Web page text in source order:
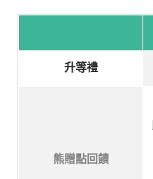
升等禮
熊贈點回饋